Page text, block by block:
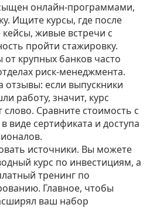
онлайн‑программами,
Ищите курсы, где после
живые встречи с
пройти стажировку.
крупных банков часто
риск‑менеджмента.
если выпускники
работу, значит, курс
Сравните стоимость с
виде сертификата и доступа
источники. Вы можете
курс по инвестициям, а
тренинг по
Главное, чтобы
ваш набор